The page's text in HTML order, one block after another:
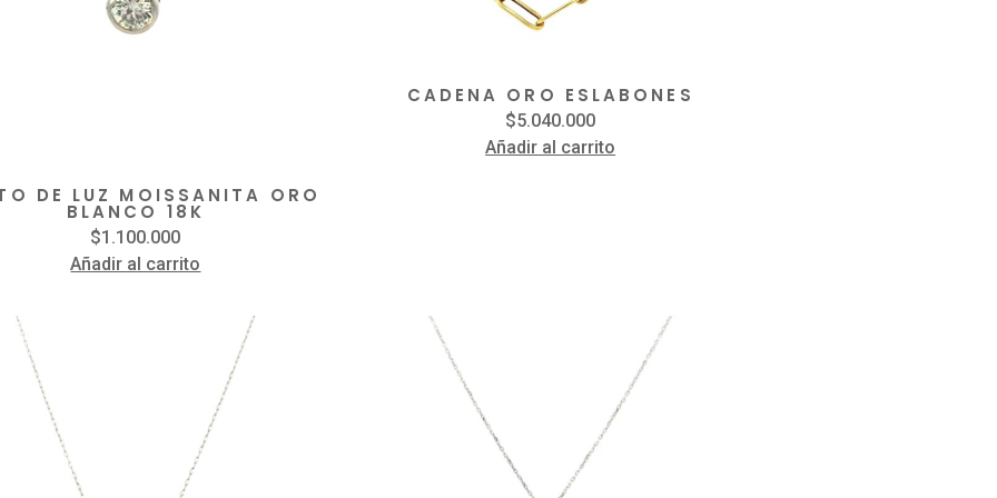
DE LUZ MOISSANITA ORO
BLANCO 18K
$1.100.000
Añadir al carrito
CADENA ORO ESLABONES
$5.040.000
Añadir al carrito